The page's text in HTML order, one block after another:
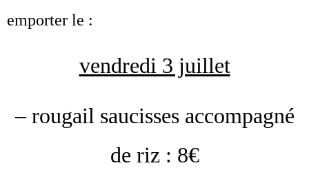
emporter le :
vendredi 3 juillet
– rougail saucisses accompagné
de riz : 8€